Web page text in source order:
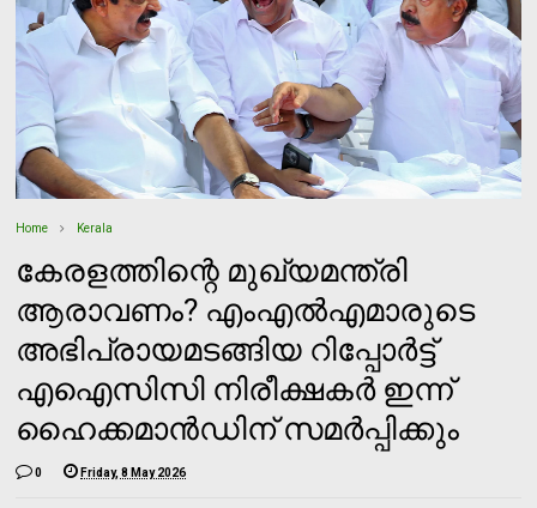
Home Kerala
കേരളത്തിന്റെ മുഖ്യമന്ത്രി
ആരാവണം? എംഎൽഎമാരുടെ
അഭിപ്രായമടങ്ങിയ റിപ്പോർട്ട്
എഐസിസി നിരീക്ഷകർ ഇന്ന്
ഹൈക്കമാൻഡിന് സമർപ്പിക്കും
0 Friday, 8 May 2026